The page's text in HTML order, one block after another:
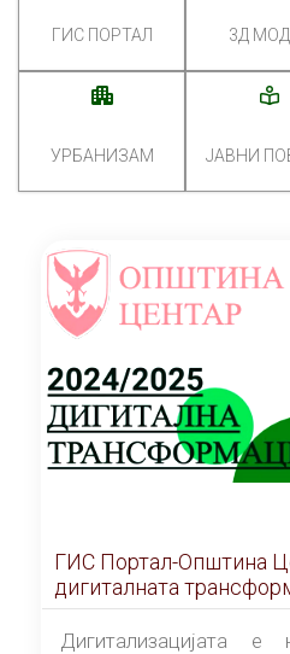
ГИС ПОРТАЛ 3Д
УРБАНИЗАМ ЈАВНИ
ГИС Портал-Општина
дигиталната
Дигитализацијата